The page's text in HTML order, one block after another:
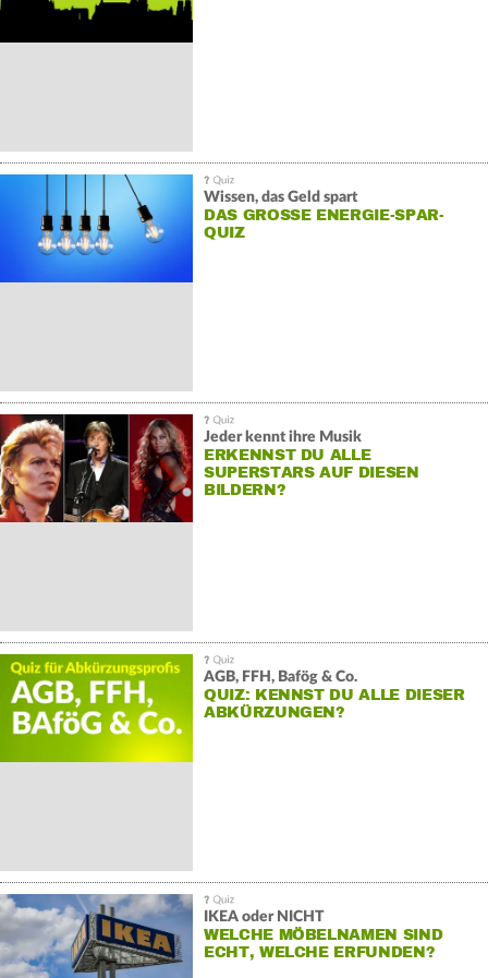
Wissen, das Geld spart
DAS GROSSE ENERGIE-SPAR-Q
UIZ
Jeder kennt ihre Musik
ERKENNST DU ALLE
SUPERSTARS AUF DIESEN
BILDERN?
AGB, FFH, Bafög & Co.
QUIZ: KENNST DU ALLE DIESER
ABKÜRZUNGEN?
IKEA oder NICHT
WELCHE MÖBELNAMEN SIND
ECHT, WELCHE ERFUNDEN?